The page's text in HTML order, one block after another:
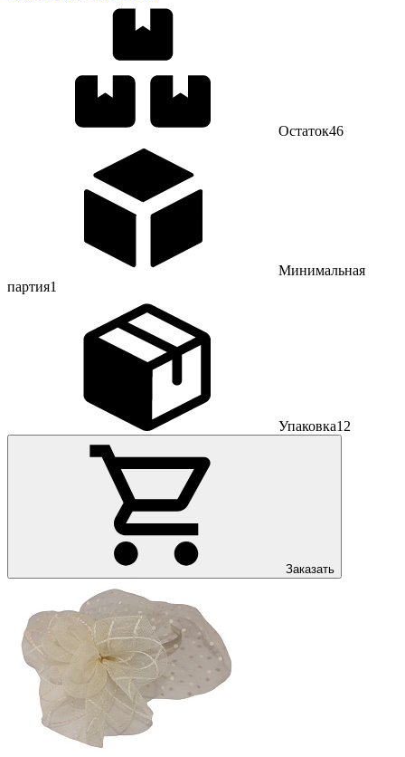
Остаток46
Минимальная
партия1
Упаковка12
Заказать